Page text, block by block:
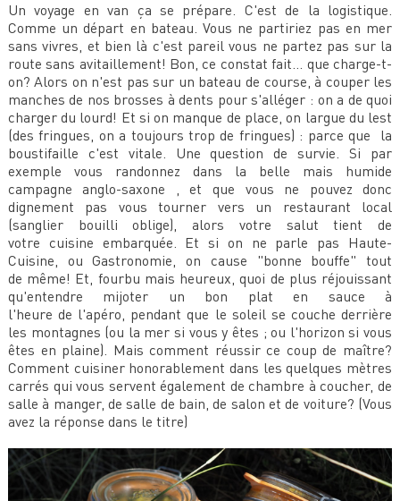
Un voyage en van ça se prépare. C'est de la logistique.
Comme un départ en bateau. Vous ne partiriez pas en mer
sans vivres, et bien là c'est pareil vous ne partez pas sur la
route sans avitaillement! Bon, ce constat fait... que charge-t-
on? Alors on n'est pas sur un bateau de course, à couper les
manches de nos brosses à dents pour s'alléger : on a de quoi
charger du lourd! Et si on manque de place, on largue du lest
(des fringues, on a toujours trop de fringues) : parce que la
boustifaille c'est vitale. Une question de survie. Si par
exemple vous randonnez dans la belle mais humide
campagne anglo-saxone , et que vous ne pouvez donc
dignement pas vous tourner vers un restaurant local
(sanglier bouilli oblige), alors votre salut tient de
votre cuisine embarquée. Et si on ne parle pas Haute-
Cuisine, ou Gastronomie, on cause "bonne bouffe" tout
de même! Et, fourbu mais heureux, quoi de plus réjouissant
qu'entendre mijoter un bon plat en sauce à
l'heure de l'apéro, pendant que le soleil se couche derrière
les montagnes (ou la mer si vous y êtes ; ou l'horizon si vous
êtes en plaine). Mais comment réussir ce coup de maître?
Comment cuisiner honorablement dans les quelques mètres
carrés qui vous servent également de chambre à coucher, de
salle à manger, de salle de bain, de salon et de voiture? (Vous
avez la réponse dans le titre)